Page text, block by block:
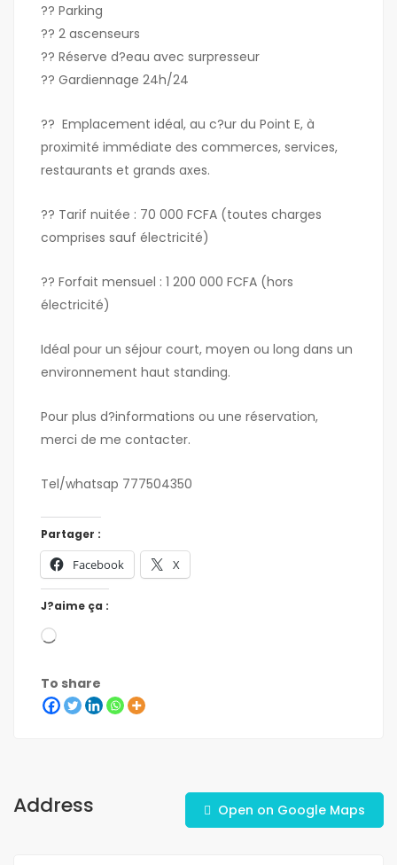
?? Parking
?? 2 ascenseurs
?? Réserve d?eau avec surpresseur
?? Gardiennage 24h/24
?? Emplacement idéal, au c?ur du Point E, à
proximité immédiate des commerces, services,
restaurants et grands axes.
?? Tarif nuitée : 70 000 FCFA (toutes charges
comprises sauf électricité)
?? Forfait mensuel : 1 200 000 FCFA (hors
électricité)
Idéal pour un séjour court, moyen ou long dans un
environnement haut standing.
Pour plus d?informations ou une réservation,
merci de me contacter.
Tel/whatsap 777504350
Partager :
Facebook X
J?aime ça :
To share
Address Open on Google Maps